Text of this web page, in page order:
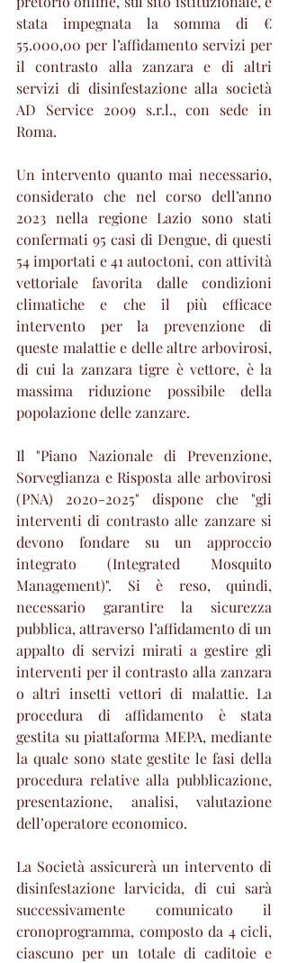
stata impegnata
la somma di €
55.000,00 per l’affidamento servizi per
il contrasto alla zanzara e di altri
servizi di disinfestazione alla società
AD Service 2009 s.r.l., con sede in
Roma.
Un intervento quanto mai necessario,
considerato che nel corso dell’anno
2023 nella regione Lazio sono stati
confermati 95 casi di Dengue, di questi
54 importati e 41 autoctoni, con attività
vettoriale favorita dalle condizioni
climatiche e che il più efficace
intervento per la prevenzione di
queste malattie e delle altre arbovirosi,
di cui la zanzara tigre è vettore, è la
massima riduzione possibile della
popolazione delle zanzare.
Il "Piano Nazionale di Prevenzione,
Sorveglianza e Risposta alle arbovirosi
(PNA) 2020-2025" dispone che "gli
interventi di contrasto alle zanzare si
devono fondare su un approccio
integrato (Integrated Mosquito
Management)". Si è reso, quindi,
necessario garantire la sicurezza
pubblica, attraverso l’affidamento di un
appalto di servizi mirati a gestire gli
interventi per il contrasto alla zanzara
o altri insetti vettori di malattie. La
procedura di affidamento è stata
gestita su piattaforma MEPA, mediante
la quale sono state gestite le fasi della
procedura relative alla pubblicazione,
presentazione, analisi, valutazione
dell’operatore economico.
La Società assicurerà un intervento di
disinfestazione larvicida, di cui sarà
successivamente comunicato il
cronoprogramma, composto da 4 cicli,
ciascuno per un totale di caditoie e